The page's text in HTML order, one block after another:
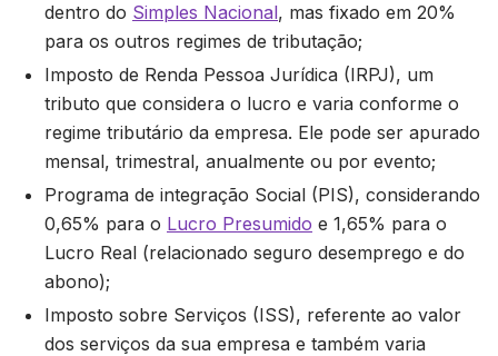
dentro do Simples Nacional, mas fixado em 20%
para os outros regimes de tributação;
Imposto de Renda Pessoa Jurídica (IRPJ), um
tributo que considera o lucro e varia conforme o
regime tributário da empresa. Ele pode ser apurado
mensal, trimestral, anualmente ou por evento;
Programa de integração Social (PIS), considerando
0,65% para o Lucro Presumido e 1,65% para o
Lucro Real (relacionado seguro desemprego e do
abono);
Imposto sobre Serviços (ISS), referente ao valor
dos serviços da sua empresa e também varia